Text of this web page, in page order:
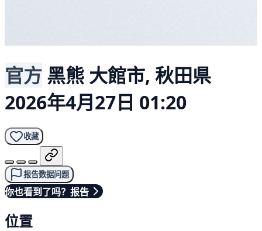
官方 黑熊 大館市, 秋田県
2026年4月27日 01:20
收藏
报告数据问题
你也看到了吗？报告
位置